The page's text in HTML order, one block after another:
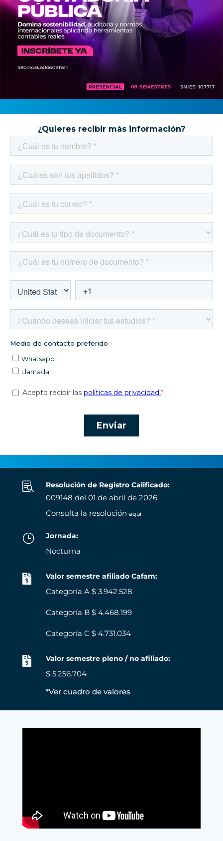
 Resolución de Registro Calificado:
009148 del 01 de abril de 2026
Consulta la resolución aquí
} Jornada:
Nocturna
 Valor semestre afiliado Cafam:
Categoría A $ 3.942.528
Categoría B $ 4.468.199
Categoría C $ 4.731.034
 Valor semestre pleno / no afiliado:
$ 5.256.704
*Ver cuadro de valores